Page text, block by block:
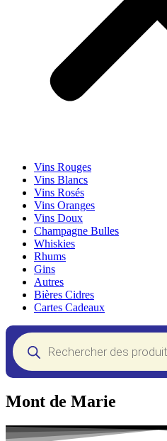
Vins Rouges
Vins Blancs
Vins Rosés
Vins Oranges
Vins Doux
Champagne Bulles
Whiskies
Rhums
Gins
Autres
Bières Cidres
Cartes Cadeaux
Recherche
de
produits
Mont de Marie